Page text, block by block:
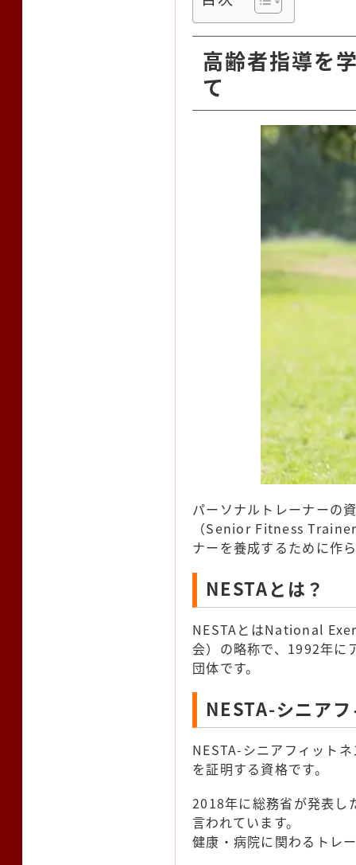
高齢者指導を
て
パーソナルトレーナーの
（Senior Fitness
ナーを養成するために作
NESTAとは？
NESTAとはNational
会）の略称で、1992年に
団体です。
NESTA-シニア
NESTA-シニアフィット
を証明する資格です。
2018年に総務省が発表し
言われています。
健康・病院に関わるトレ